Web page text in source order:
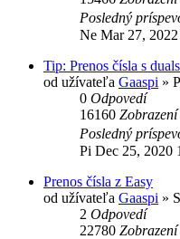
Posledný
Ne Mar 27,
Tip: Prenos čísla s
od užívateľa Gaaspi »
0 Odpovedí
16160 Zobrazení
Posledný
Pi Dec 25, 2020
Prenos čísla z Easy
od užívateľa Gaaspi »
2 Odpovedí
22780 Zobrazení